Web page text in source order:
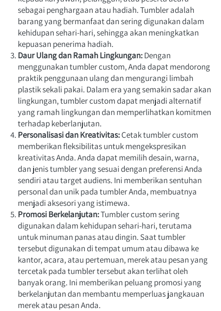
sebagai penghargaan atau hadiah. Tumbler adalah
barang yang bermanfaat dan sering digunakan dalam
kehidupan sehari-hari, sehingga akan meningkatkan
kepuasan penerima hadiah.
Daur Ulang dan Ramah Lingkungan: Dengan
menggunakan tumbler custom, Anda dapat mendorong
praktik penggunaan ulang dan mengurangi limbah
plastik sekali pakai. Dalam era yang semakin sadar akan
lingkungan, tumbler custom dapat menjadi alternatif
yang ramah lingkungan dan memperlihatkan komitmen
terhadap keberlanjutan.
Personalisasi dan Kreativitas: Cetak tumbler custom
memberikan fleksibilitas untuk mengekspresikan
kreativitas Anda. Anda dapat memilih desain, warna,
dan jenis tumbler yang sesuai dengan preferensi Anda
sendiri atau target audiens. Ini memberikan sentuhan
personal dan unik pada tumbler Anda, membuatnya
menjadi aksesori yang istimewa.
Promosi Berkelanjutan: Tumbler custom sering
digunakan dalam kehidupan sehari-hari, terutama
untuk minuman panas atau dingin. Saat tumbler
tersebut digunakan di tempat umum atau dibawa ke
kantor, acara, atau pertemuan, merek atau pesan yang
tercetak pada tumbler tersebut akan terlihat oleh
banyak orang. Ini memberikan peluang promosi yang
berkelanjutan dan membantu memperluas jangkauan
merek atau pesan Anda.